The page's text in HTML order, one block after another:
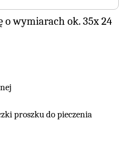
o wymiarach ok. 35x 24
proszku do pieczenia